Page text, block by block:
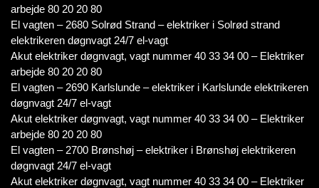
arbejde 80 20 20 80
El vagten – 2680 Solrød Strand – elektriker i Solrød strand
elektrikeren døgnvagt 24/7 el-vagt
Akut elektriker døgnvagt, vagt nummer 40 33 34 00 – Elektriker
arbejde 80 20 20 80
El vagten – 2690 Karlslunde – elektriker i Karlslunde elektrikeren
døgnvagt 24/7 el-vagt
Akut elektriker døgnvagt, vagt nummer 40 33 34 00 – Elektriker
arbejde 80 20 20 80
El vagten – 2700 Brønshøj – elektriker i Brønshøj elektrikeren
døgnvagt 24/7 el-vagt
Akut elektriker døgnvagt, vagt nummer 40 33 34 00 – Elektriker